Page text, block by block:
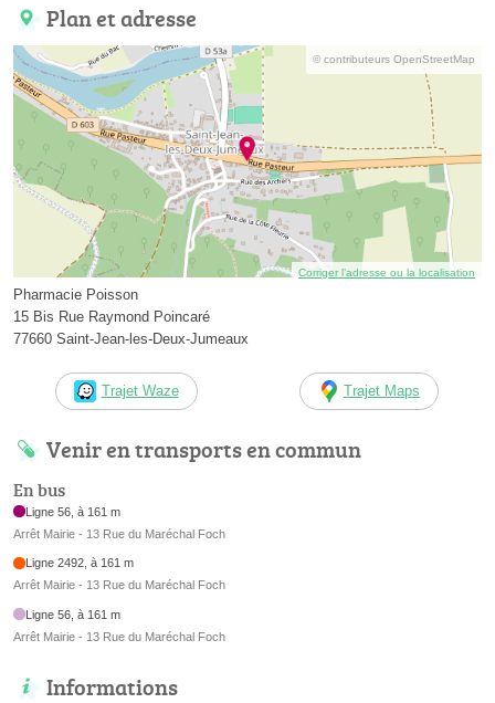
Plan et adresse
© contributeurs OpenStreetMap
Corriger l’adresse ou la localisation
Pharmacie Poisson
15 Bis Rue Raymond Poincaré
77660 Saint-Jean-les-Deux-Jumeaux
Trajet Waze Trajet Maps
Venir en transports en commun
En bus
Ligne 56, à 161 m
Arrêt Mairie - 13 Rue du Maréchal Foch
Ligne 2492, à 161 m
Arrêt Mairie - 13 Rue du Maréchal Foch
Ligne 56, à 161 m
Arrêt Mairie - 13 Rue du Maréchal Foch
Informations